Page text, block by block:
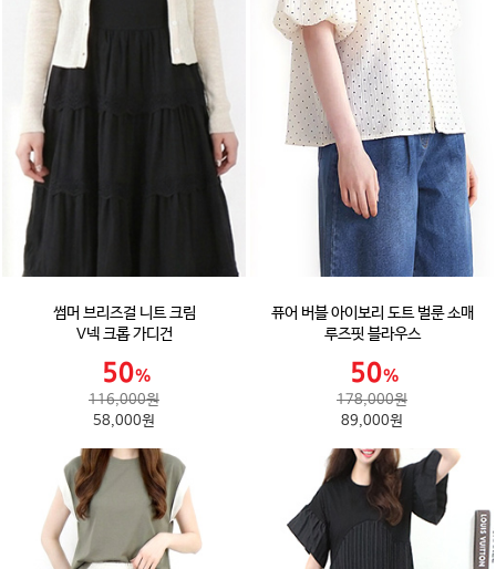
썸머 브리즈걸 니트 크림
V넥 크롭 가디건
116,000원
58,000원
퓨어 버블 아이보리 도트 벌룬 소매
루즈핏 블라우스
178,000원
89,000원